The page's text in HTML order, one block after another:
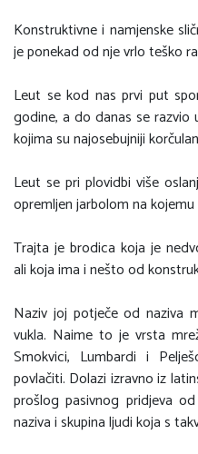
Konstruktivne i namjenske
je ponekad od nje vrlo teško
Leut se kod nas prvi put
godine, a do danas se razvio
kojima su najosebujniji
Leut se pri plovidbi više
opremljen jarbolom na
Trajta je brodica koja je
ali koja ima i nešto od
Naziv joj potječe od naziva
vukla. Naime to je vrsta
Smokvici, Lumbardi i
povlačiti. Dolazi izravno iz
prošlog pasivnog pridjeva
naziva i skupina ljudi koja s